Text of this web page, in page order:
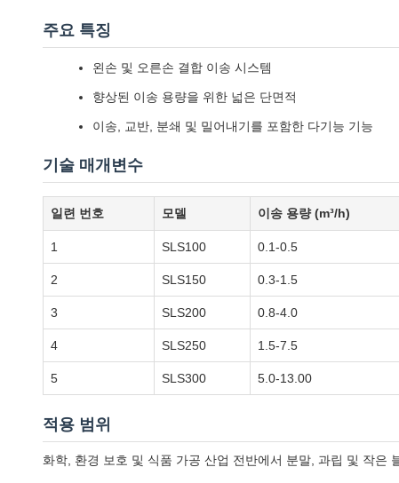
주요 특징
왼손 및 오른손 결합 이송 시스템
향상된 이송 용량을 위한 넓은 단면적
이송, 교반, 분쇄 및 밀어내기를 포함한 다기능 기능
기술 매개변수
일련 번호 모델 이송 용량 (m³/h)
1 SLS100 0.1-0.5
2 SLS150 0.3-1.5
3 SLS200 0.8-4.0
4 SLS250 1.5-7.5
5 SLS300 5.0-13.00
적용 범위
화학, 환경 보호 및 식품 가공 산업 전반에서 분말, 과립 및 작은